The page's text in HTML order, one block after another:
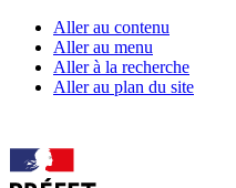
Aller au contenu
Aller au menu
Aller à la recherche
Aller au plan du site